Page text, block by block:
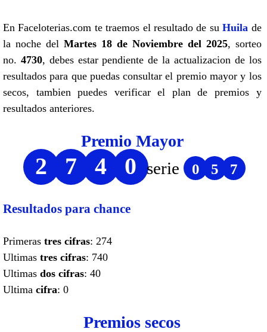
En Faceloterias.com te traemos el resultado de suHuila de
la noche del Martes 18 de Noviembre del 2025, sorteo
no. 4730, debes estar pendiente de la actualizacion de los
resultados para que puedas consultar el premio mayor y los
secos, tambien puedes verificar el plan de premios y
resultados anteriores.
Premio Mayor
2 7 4 0 serie 0 5 7
Resultados para chance
Primeras tres cifras: 274
Ultimas tres cifras: 740
Ultimas dos cifras: 40
Ultima cifra: 0
Premios secos